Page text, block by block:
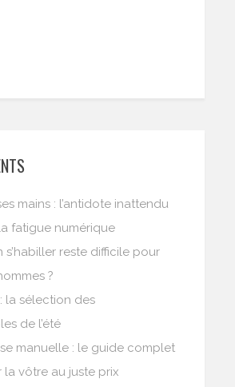
mains : l’antidote inattendu
fatigue numérique
s’habiller reste difficile pour
?
la sélection des
de l’été
manuelle : le guide complet
vôtre au juste prix